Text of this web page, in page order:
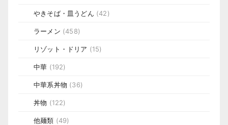
やきそば・皿うどん (42)
ラーメン (458)
リゾット・ドリア (15)
中華 (192)
中華系丼物 (36)
丼物 (122)
他麺類 (49)